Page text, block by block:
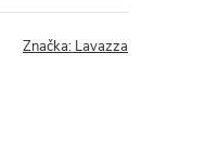
Značka: Lavazza